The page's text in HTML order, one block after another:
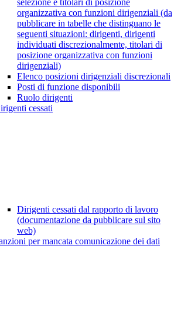
selezione e titolari di posizione
organizzativa con funzioni dirigenziali (da
pubblicare in tabelle che distinguano le
seguenti situazioni: dirigenti, dirigenti
individuati discrezionalmente, titolari di
posizione organizzativa con funzioni
dirigenziali)
Elenco posizioni dirigenziali discrezionali
Posti di funzione disponibili
Ruolo dirigenti
cessati
Dirigenti cessati dal rapporto di lavoro
(documentazione da pubblicare sul sito
web)
per mancata comunicazione dei dati